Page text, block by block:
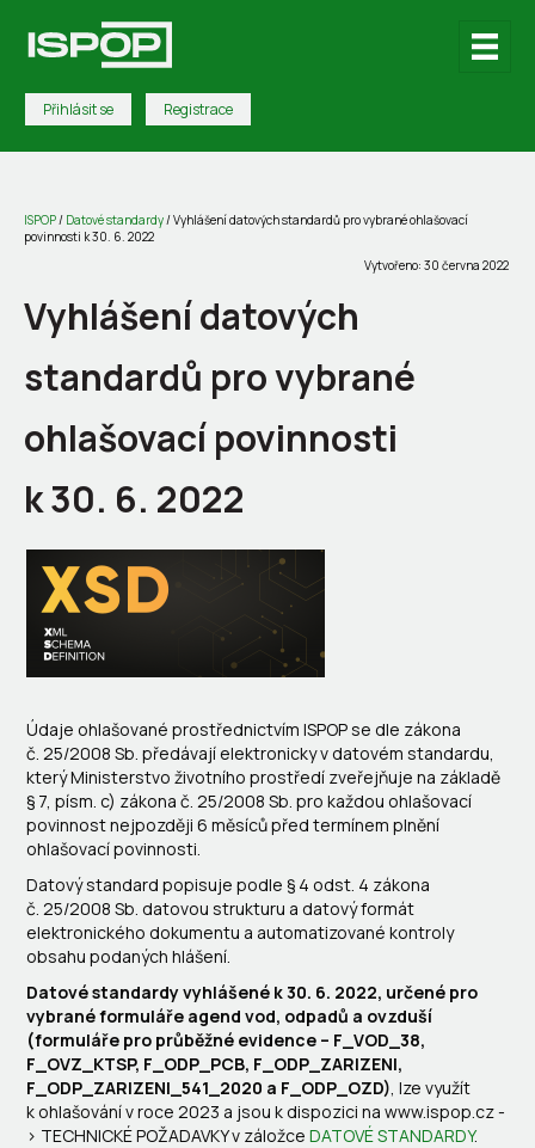
Přihlásit se Registrace
ISPOP/ Datové standardy/Vyhlášení datových standardů pro vybrané ohlašovací
povinnosti k 30. 6. 2022
Vytvořeno: 30 června 2022
Vyhlášení datových
standardů pro vybrané
ohlašovací povinnosti
k 30. 6. 2022
Údaje ohlašované prostřednictvím ISPOP se dle zákona
č. 25/2008 Sb. předávají elektronicky v datovém standardu,
který Ministerstvo životního prostředí zveřejňuje na základě
§ 7, písm. c) zákona č. 25/2008 Sb. pro každou ohlašovací
povinnost nejpozději 6 měsíců před termínem plnění
ohlašovací povinnosti.
Datový standard popisuje podle § 4 odst. 4 zákona
č. 25/2008 Sb. datovou strukturu a datový formát
elektronického dokumentu a automatizované kontroly
obsahu podaných hlášení.
Datové standardy vyhlášené k 30. 6. 2022, určené pro
vybrané formuláře agend vod, odpadů a ovzduší
(formuláře pro průběžné evidence – F_VOD_38,
F_OVZ_KTSP, F_ODP_PCB, F_ODP_ZARIZENI,
F_ODP_ZARIZENI_541_2020 a F_ODP_OZD), lze využít
k ohlašování v roce 2023 a jsou k dispozici na www.ispop.cz -
> TECHNICKÉ POŽADAVKY v záložce DATOVÉ STANDARDY.